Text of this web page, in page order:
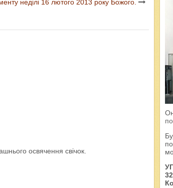
неділі 16 лютого 2013 року Божого.
освячення свічок.